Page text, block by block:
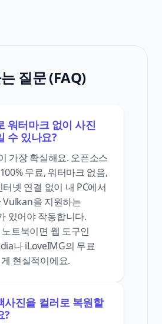
질문 (FAQ)
워터마크 없이 사진
수 있나요?
가장 확실해요. 오픈소스
무료, 워터마크 없음,
넷 연결 없이 내 PC에서
Vulkan을 지원하는
있어야 작동합니다.
트북이면 웹 도구인
나 iLoveIMG의 무료
현실적이에요.
사진을 컬러로 복원할
?